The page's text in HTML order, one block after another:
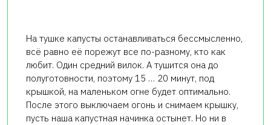
На тушке капусты останавливаться бессмысленно,
всё равно её порежут все по-разному, кто как
любит. Один средний вилок. А тушится она до
полуготовности, поэтому 15 … 20 минут, под
крышкой, на маленьком огне будет оптимально.
После этого выключаем огонь и снимаем крышку,
пусть наша капустная начинка остынет. Но ни в